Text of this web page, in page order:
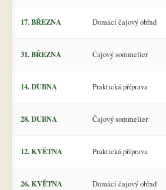
17. BŘEZNA Domácí čajový obřad
31. BŘEZNA Čajový sommelier
14. DUBNA Praktická příprava
28. DUBNA Čajový sommelier
12. KVĚTNA Praktická příprava
26. KVĚTNA Domácí čajový obřad